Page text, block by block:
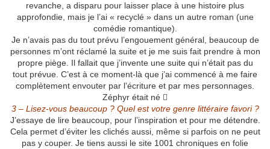
revanche, a disparu pour laisser place à une histoire plus
approfondie, mais je l’ai « recyclé » dans un autre roman (une
comédie romantique).
Je n’avais pas du tout prévu l’engouement général, beaucoup de
personnes m’ont réclamé la suite et je me suis fait prendre à mon
propre piège. Il fallait que j’invente une suite qui n’était pas du
tout prévue. C’est à ce moment-là que j’ai commencé à me faire
complètement envouter par l’écriture et par mes personnages.
Zéphyr était né 
3 – Lisez-vous beaucoup ? Quel est votre genre littéraire favori ?
J’essaye de lire beaucoup, pour l’inspiration et pour me détendre.
Cela permet d’éviter les clichés aussi, même si parfois on ne peut
pas y couper. Je tiens aussi le site 1001 chroniques en folie